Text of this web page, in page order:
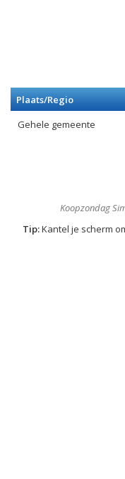
Koopzondag
Plaats/Regio
Gehele gemeente
Tip:Kantel je scherm